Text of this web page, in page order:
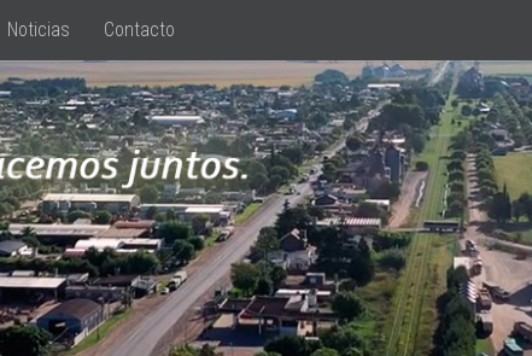
Noticias Contacto